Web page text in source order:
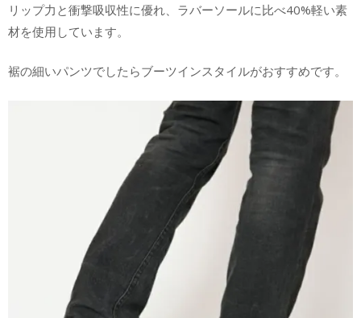
リップ力と衝撃吸収性に優れ、ラバーソールに比べ40%軽い素
材を使用しています。
裾の細いパンツでしたらブーツインスタイルがおすすめです。